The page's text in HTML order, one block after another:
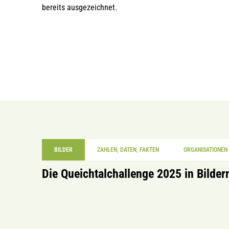
bereits ausgezeichnet.
BILDER ZAHLEN, DATEN, FAKTEN ORGANISATIONEN
Die Queichtalchallenge 2025 in